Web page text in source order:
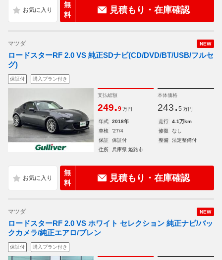
無
料
見積もり・在庫確認
NEW
マツダ
ロードスターRF 2.0 VS 純正SDナビ(CD/DVD/BT/USB/フルセ
グ)
保証付 購入プラン付き
支払総額
249.9 万円
本体価格
243. 5 万円
年式 2018年 走行
4.1万km
車検
'27/4 修復
なし
保証
保証付 整備
法定整備付
住所
兵庫県 姫路市
無
料
見積もり・在庫確認
NEW
マツダ
ロードスターRF 2.0 VS ホワイト セレクション 純正ナビ/バッ
クカメラ/純正エアロ/ブレン
保証付 購入プラン付き